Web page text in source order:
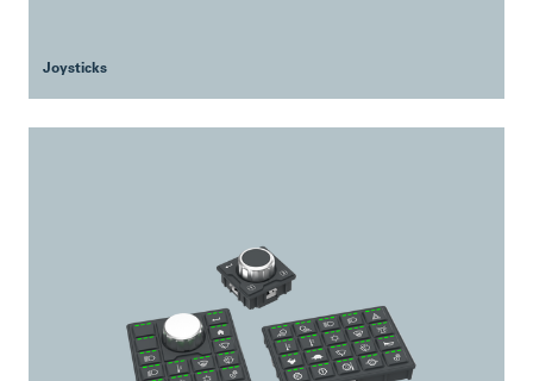
Joysticks